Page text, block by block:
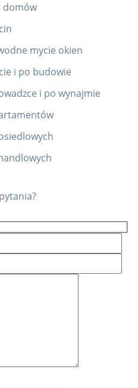
domów
mycie okien
i po budowie
i po wynajmie